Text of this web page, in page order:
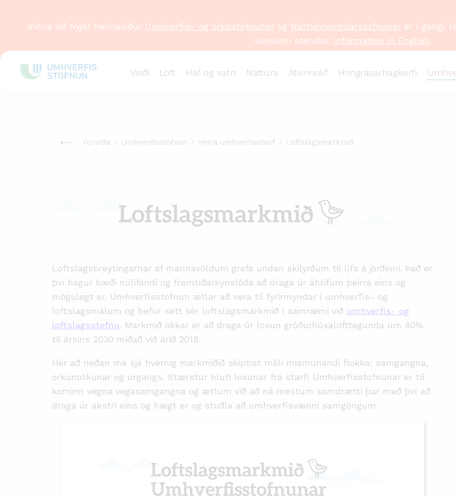
Veiði Loft Haf og vatn Náttúra Atvinnulíf Hringrásarhagkerfi
Vinna við nýjar heimasíður Umhverfis- og orkustofnunarog Náttúruverndarstofnunarer í gangi.
vinnunni stendur. Information in English
Forsíða Umhverfisstofnun Innra umhverfisstarf Loftslagsmarkmið
Loftslagsbreytingarnar af mannavöldum grafa undan skilyrðum til lífs á jörðinni. Það er
því hagur bæði núlifandi og framtíðarkynslóða að draga úr áhrifum þeirra eins og
mögulegt er. Umhverfisstofnun ætlar að vera til fyrirmyndar í umhverfis- og
loftslagsmálum og hefur sett sér loftslagsmarkmið í samræmi við umhverfis- og
loftslagsstefnu. Markmið okkar er að draga úr losun gróðurhúsalofttegunda um 40%
til ársins 2030 miðað við árið 2018.
Hér að neðan má sjá hvernig markmiðið skiptist milli mismunandi flokka: samgangna,
orkunotkunar og úrgangs. Stærstur hluti losunar frá starfi Umhverfisstofnunar er til
kominn vegna vegasamgangna og ætlum við að ná mestum samdrætti þar með því að
draga úr akstri eins og hægt er og stuðla að umhverfisvænni samgöngum.